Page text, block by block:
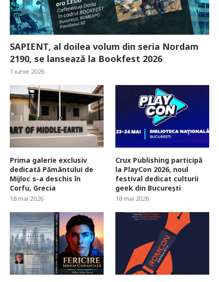
SAPIENT, al doilea volum din seria Nordam
2190, se lansează la Bookfest 2026
1 iunie 2026
Prima galerie exclusiv
dedicată Pământului de
Mijloc s-a deschis în
Corfu, Grecia
18 mai 2026
Crux Publishing participă
la PlayCon 2026, noul
festival dedicat culturii
geek din București
18 mai 2026